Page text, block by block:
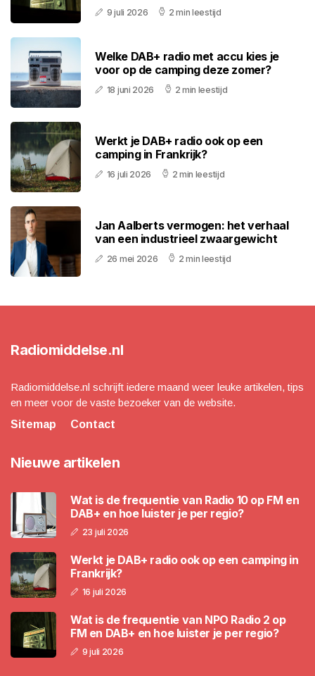
9 juli 2026 2 min leestijd
Welke DAB+ radio met accu kies je
voor op de camping deze zomer?
18 juni 2026 2 min leestijd
Werkt je DAB+ radio ook op een
camping in Frankrijk?
16 juli 2026 2 min leestijd
Jan Aalberts vermogen: het verhaal
van een industrieel zwaargewicht
26 mei 2026 2 min leestijd
Radiomiddelse.nl
Radiomiddelse.nl schrijft iedere maand weer leuke artikelen, tips
en meer voor de vaste bezoeker van de website.
Sitemap
Contact
Nieuwe artikelen
Wat is de frequentie van Radio 10 op FM en
DAB+ en hoe luister je per regio?
23 juli 2026
Werkt je DAB+ radio ook op een camping in
Frankrijk?
16 juli 2026
Wat is de frequentie van NPO Radio 2 op
FM en DAB+ en hoe luister je per regio?
9 juli 2026